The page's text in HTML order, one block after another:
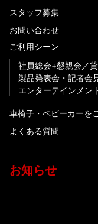
スタッフ募集
お問い合わせ
ご利用シーン
社員総会+懇親会
製品発表会・記者会
エンターテインメン
車椅子・ベビーカーを
よくある質問
お知らせ